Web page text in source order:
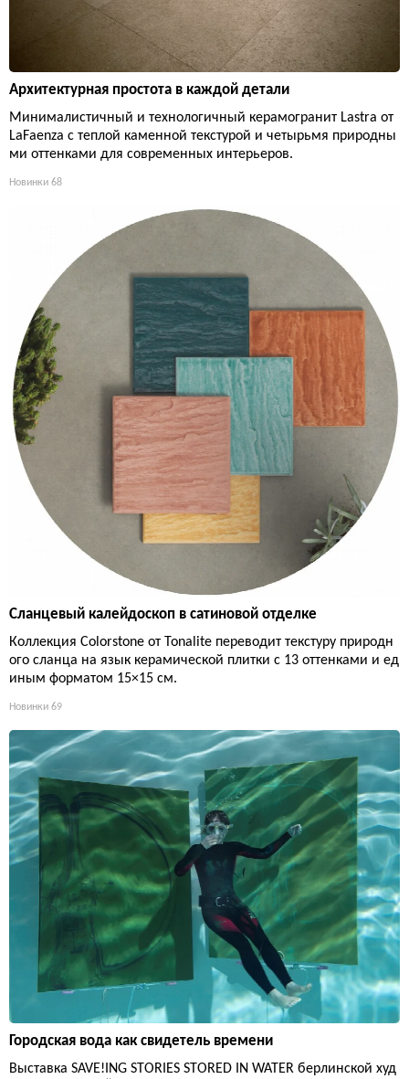
Архитектурная простота в каждой детали
Минималистичный и технологичный керамогранит Lastra от
LaFaenza с теплой каменной текстурой и четырьмя природны
ми оттенками для современных интерьеров.
Новинки 68
Сланцевый калейдоскоп в сатиновой отделке
Коллекция Colorstone от Tonalite переводит текстуру природн
ого сланца на язык керамической плитки с 13 оттенками и ед
иным форматом 15×15 см.
Новинки 69
Городская вода как свидетель времени
Выставка SAVE!ING STORIES STORED IN WATER берлинской худ